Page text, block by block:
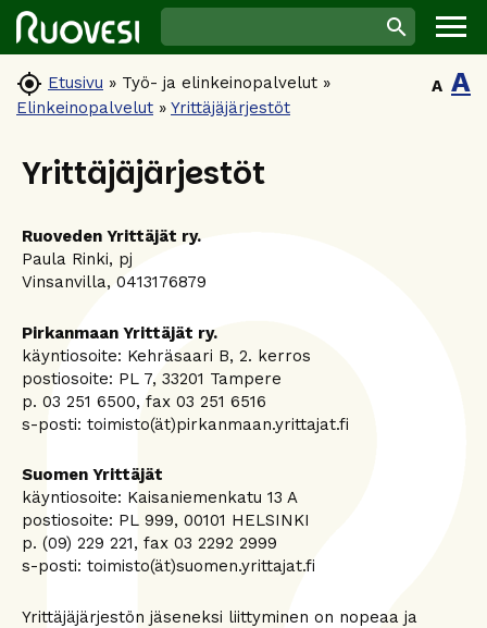
 Etusivu » Työ- ja elinkeinopalvelut »
Elinkeinopalvelut » Yrittäjäjärjestöt
A A
Yrittäjäjärjestöt
Ruoveden Yrittäjät ry.
Paula Rinki, pj
Vinsanvilla, 0413176879
Pirkanmaan Yrittäjät ry.
käyntiosoite: Kehräsaari B, 2. kerros
postiosoite: PL 7, 33201 Tampere
p. 03 251 6500, fax 03 251 6516
s-posti: toimisto(ät)pirkanmaan.yrittajat.fi
Suomen Yrittäjät
käyntiosoite: Kaisaniemenkatu 13 A
postiosoite: PL 999, 00101 HELSINKI
p. (09) 229 221, fax 03 2292 2999
s-posti: toimisto(ät)suomen.yrittajat.fi
Yrittäjäjärjestön jäseneksi liittyminen on nopeaa ja